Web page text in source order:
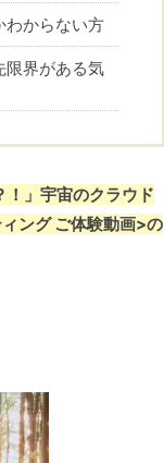
わからない方
限界がある気
！」宇宙のクラウド
ング ご体験動画>の